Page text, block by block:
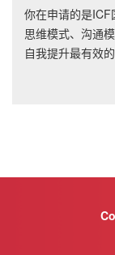
你在申请的是
思维模式、沟通
自我提升最有效的